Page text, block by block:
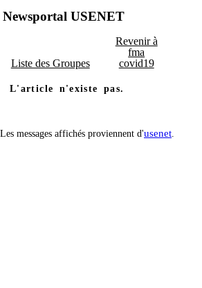
Newsportal USENET
Liste des Groupes
Revenir à
fma
covid19
L'article n'existe pas.
Les messages affichés proviennent d'usenet